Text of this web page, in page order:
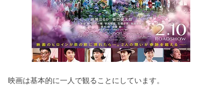
映画は基本的に一人で観ることにしています。